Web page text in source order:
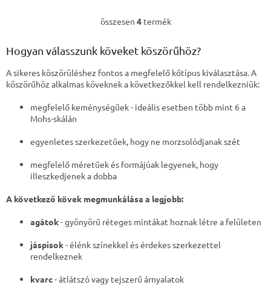
kialakításnak köszönhetően
L
s
a
i
á
í
á
l
m
i
összesen 4termék
Hogyan válasszunk köveket köszörűhöz?
A sikeres köszörüléshez fontos a megfelelő kőtípus kiválasztása. A
köszörűhöz alkalmas köveknek a következőkkel kell rendelkezniük:
megfelelő keménységűek - ideális esetben több mint 6 a
Mohs-skálán
egyenletes szerkezetűek, hogy ne morzsolódjanak szét
megfelelő méretűek és formájúak legyenek, hogy
illeszkedjenek a dobba
A következő kövek megmunkálása a legjobb:
agátok- gyönyörű réteges mintákat hoznak létre a felületen
jáspisok- élénk színekkel és érdekes szerkezettel
rendelkeznek
kvarc- átlátszó vagy tejszerű árnyalatok